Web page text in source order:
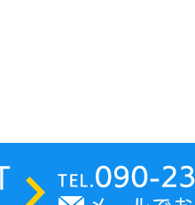
LinePlusです！ 外壁塗
でしょうか？？ 建物は
常に厳しい …